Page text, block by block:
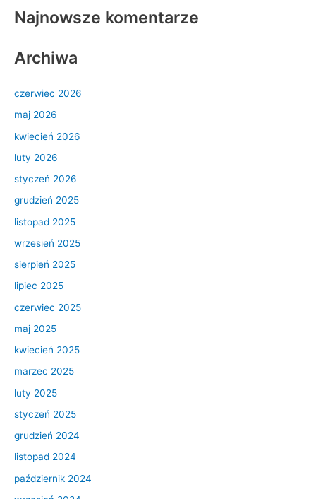
Najnowsze komentarze
Archiwa
czerwiec 2026
maj 2026
kwiecień 2026
luty 2026
styczeń 2026
grudzień 2025
listopad 2025
wrzesień 2025
sierpień 2025
lipiec 2025
czerwiec 2025
maj 2025
kwiecień 2025
marzec 2025
luty 2025
styczeń 2025
grudzień 2024
listopad 2024
październik 2024